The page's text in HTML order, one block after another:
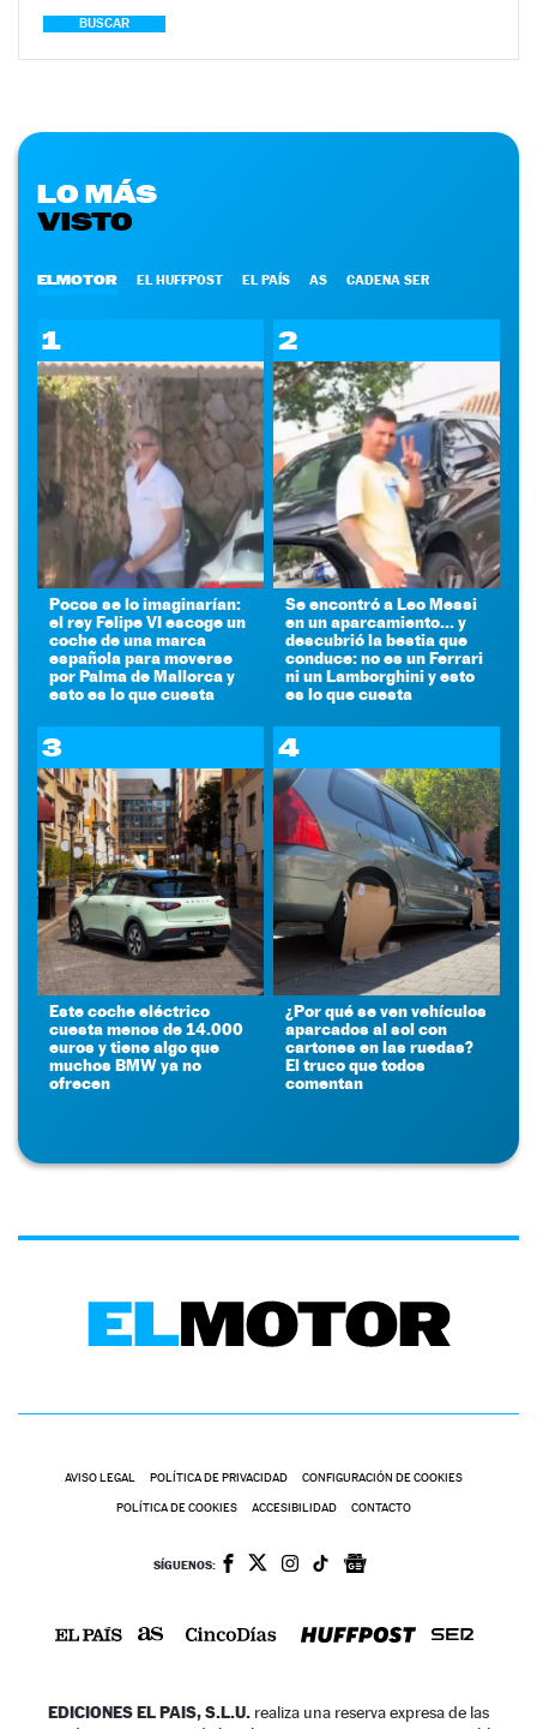
BUSCAR
LO MÁS
VISTO
ELMOTOR EL HUFFPOST EL PAÍS AS CADENA SER
1
Pocos se lo imaginarían:
el rey Felipe VI escoge un
coche de una marca
española para moverse
por Palma de Mallorca y
esto es lo que cuesta
2
Se encontró a Leo Messi
en un aparcamiento... y
descubrió la bestia que
conduce: no es un Ferrari
ni un Lamborghini y esto
es lo que cuesta
3
Este coche eléctrico
cuesta menos de 14.000
euros y tiene algo que
muchos BMW ya no
ofrecen
4
¿Por qué se ven vehículos
aparcados al sol con
cartones en las ruedas?
El truco que todos
comentan
AVISO LEGAL POLÍTICA DE PRIVACIDAD CONFIGURACIÓN DE COOKIES
POLÍTICA DE COOKIES ACCESIBILIDAD CONTACTO
SÍGUENOS:
EDICIONES EL PAIS, S.L.U. realiza una reserva expresa de las